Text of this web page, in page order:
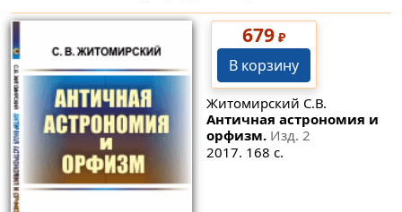
679₽
В корзину
Житомирский С.В.
Античная астрономия и
орфизм. Изд. 2
2017. 168 с.